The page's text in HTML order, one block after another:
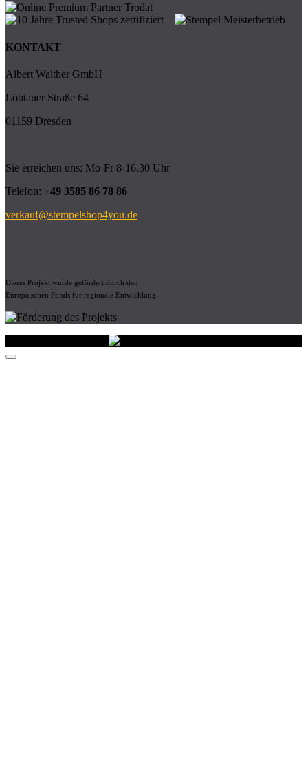
KONTAKT
Albert Walther GmbH
Löbtauer Straße 64
01159 Dresden
Sie erreichen uns: Mo-Fr 8-16.30 Uhr
Telefon: +49 3585 86 78 86
verkauf@stempelshop4you.de
Dieses Projekt wurde gefördert durch den
Europäischen Fonds für regionale Entwicklung.